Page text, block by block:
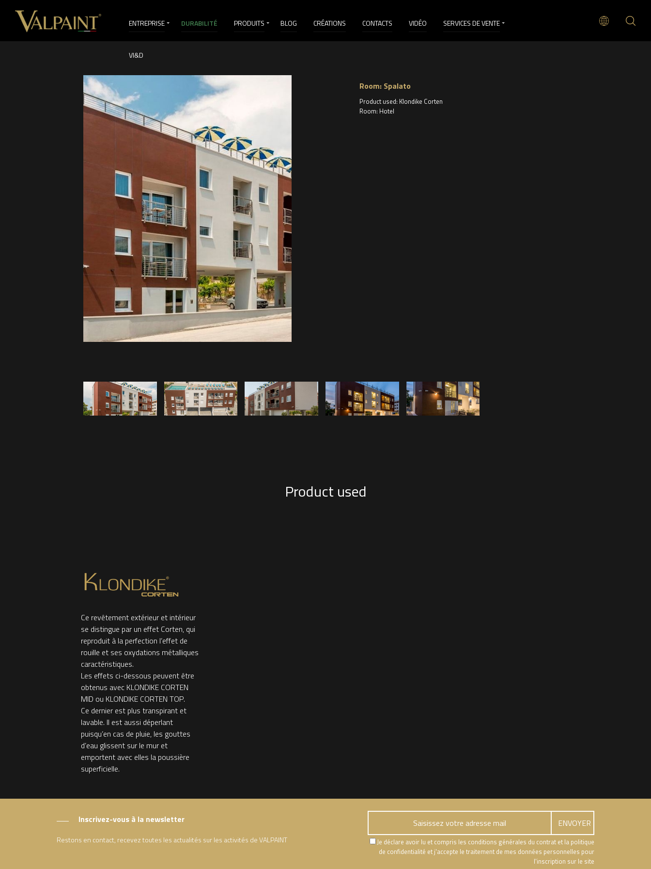
ENTREPRISE DURABILITÉ PRODUITS BLOG CRÉATIONS CONTACTS VIDÉO SERVICES DE VENTE
VI&D
Room: Spalato
Product used: Klondike Corten
Room: Hotel
Product used
Ce revêtement extérieur et intérieur
se distingue par un effet Corten, qui
reproduit à la perfection l’effet de
rouille et ses oxydations métalliques
caractéristiques.
Les effets ci-dessous peuvent être
obtenus avec KLONDIKE CORTEN
MID ou KLONDIKE CORTEN TOP.
Ce dernier est plus transpirant et
lavable. Il est aussi déperlant
puisqu’en cas de pluie, les gouttes
d’eau glissent sur le mur et
emportent avec elles la poussière
superficielle.
Inscrivez-vous à la newsletter
Restons en contact, recevez toutes les actualités sur les activités de VALPAINT
Je déclare avoir lu et compris les conditions générales du contrat et la politique
de confidentialité et j'accepte le traitement de mes données personnelles pour
l'inscription sur le site